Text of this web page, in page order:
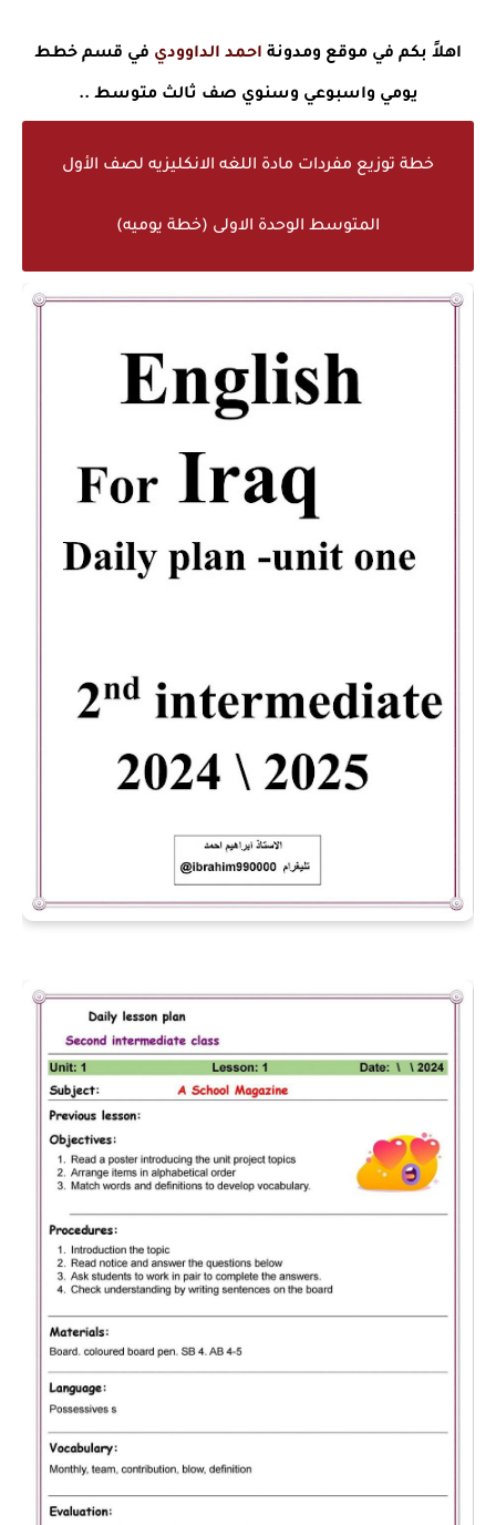
اهلاً بكم في موقع ومدونة احمد الداوودي في قسم خطط
يومي واسبوعي وسنوي صف ثالث متوسط ..
خطة توزيع مفردات مادة اللغه الانكليزيه لصف الأول
المتوسط الوحدة الاولى (خطة يوميه)